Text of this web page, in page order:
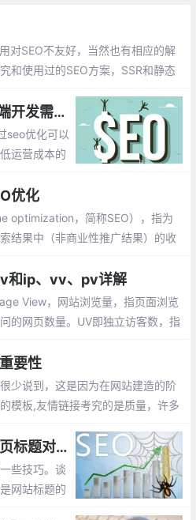
对SEO不友好，当然也有相应的解
和使用过的SEO方案，SSR和静态
Seo学习心得：作为前端开发需要了解的Seo优化技能
seo优化可以
运营成本的
seo优化技
优化
optimization，简称SEO），指为
结果中（非商业性推广结果）的收
和ip、vv、pv详解
View，网站浏览量，指页面浏览
的网页数量。UV即独立访客数，指
网站数量，同一IP无论访问了几个
要性
少说到，这是因为在网站建造的阶
模板,友情链接考究的是质量，许多
网站SEO优化：写好网页标题对网站排名的重要性
些技巧。谈
网站标题的